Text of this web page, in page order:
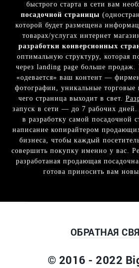
быстрого старта в сети вам
посадочной страницы
которой будет размещена
товарах/услугах интернет
разработки конверсионных
оптимальную структуру, которая
через landing page больше продаж.
«одевается» ваш контент —
фотографии, уникальные торговые
чего страница выходит в свет.
запуск в сети — до 7 рабочих дней.
в разработку самой посадочной
написание копирайтером
бизнеса, чтобы каждый
совершить покупку именно у вас.
разработаная продающая
готова приносить вам
ОБРАТНАЯ
© 2016 - 2022